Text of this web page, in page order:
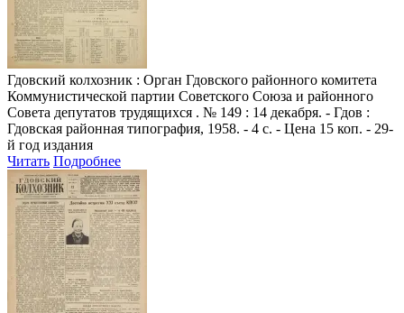
Гдовский колхозник : Орган Гдовского районного комитета
Коммунистической партии Советского Союза и районного
Совета депутатов трудящихся . № 149 : 14 декабря. - Гдов :
Гдовская районная типография, 1958. - 4 с. - Цена 15 коп. - 29-
й год издания
Читать Подробнее